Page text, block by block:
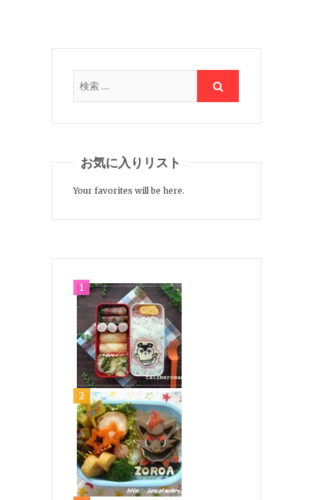
お気に入りリスト
Your favorites will be here.